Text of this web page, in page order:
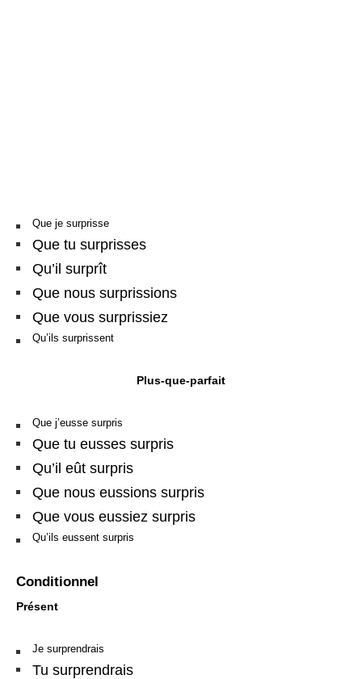
Que je surprisse
Que tu surprisses
Qu’il surprît
Que nous surprissions
Que vous surprissiez
Qu’ils surprissent
Plus-que-parfait
Que j’eusse surpris
Que tu eusses surpris
Qu’il eût surpris
Que nous eussions surpris
Que vous eussiez surpris
Qu’ils eussent surpris
Conditionnel
Présent
Je surprendrais
Tu surprendrais